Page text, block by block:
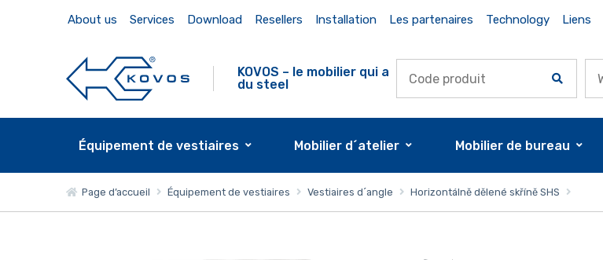
About us Services Download Resellers Installation Les partenaires Technology Liens
KOVOS – le mobilier qui a
du steel
Équipement de vestiaires Mobilier d´atelier Mobilier de bureau
Page d’accueil Équipement de vestiaires Vestiaires d´angle Horizontálně dělené skříně SHS